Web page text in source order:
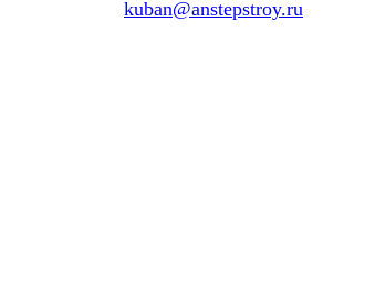
kuban@anstepstroy.ru